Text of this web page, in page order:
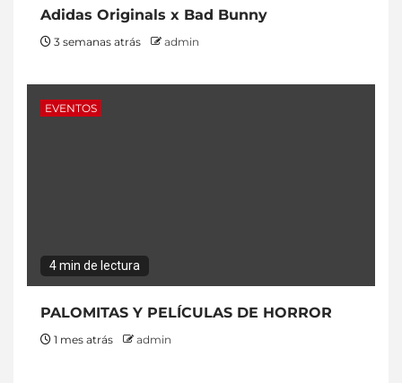
Adidas Originals x Bad Bunny
3 semanas atrás admin
EVENTOS
4 min de lectura
PALOMITAS Y PELÍCULAS DE HORROR
1 mes atrás admin